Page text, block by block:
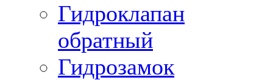
Гидроклапан
обратный
Гидрозамок